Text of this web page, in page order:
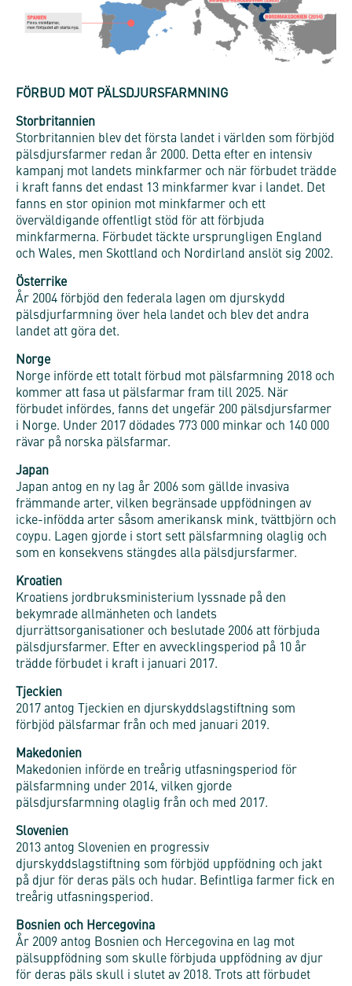
FÖRBUD MOT PÄLSDJURSFARMNING
Storbritannien
Storbritannien blev det första landet i världen som förbjöd
pälsdjursfarmer redan år 2000. Detta efter en intensiv
kampanj mot landets minkfarmer och när förbudet trädde
i kraft fanns det endast 13 minkfarmer kvar i landet. Det
fanns en stor opinion mot minkfarmer och ett
överväldigande offentligt stöd för att förbjuda
minkfarmerna. Förbudet täckte ursprungligen England
och Wales, men Skottland och Nordirland anslöt sig 2002.
Österrike
År 2004 förbjöd den federala lagen om djurskydd
pälsdjurfarmning över hela landet och blev det andra
landet att göra det.
Norge
Norge införde ett totalt förbud mot pälsfarmning 2018 och
kommer att fasa ut pälsfarmar fram till 2025. När
förbudet infördes, fanns det ungefär 200 pälsdjursfarmer
i Norge. Under 2017 dödades 773 000 minkar och 140 000
rävar på norska pälsfarmar.
Japan
Japan antog en ny lag år 2006 som gällde invasiva
främmande arter, vilken begränsade uppfödningen av
icke-infödda arter såsom amerikansk mink, tvättbjörn och
coypu. Lagen gjorde i stort sett pälsfarmning olaglig och
som en konsekvens stängdes alla pälsdjursfarmer.
Kroatien
Kroatiens jordbruksministerium lyssnade på den
bekymrade allmänheten och landets
djurrättsorganisationer och beslutade 2006 att förbjuda
pälsdjursfarmer. Efter en avvecklingsperiod på 10 år
trädde förbudet i kraft i januari 2017.
Tjeckien
2017 antog Tjeckien en djurskyddslagstiftning som
förbjöd pälsfarmar från och med januari 2019.
Makedonien
Makedonien införde en treårig utfasningsperiod för
pälsfarmning under 2014, vilken gjorde
pälsdjursfarmning olaglig från och med 2017.
Slovenien
2013 antog Slovenien en progressiv
djurskyddslagstiftning som förbjöd uppfödning och jakt
på djur för deras päls och hudar. Befintliga farmer fick en
treårig utfasningsperiod.
Bosnien och Hercegovina
År 2009 antog Bosnien och Hercegovina en lag mot
pälsuppfödning som skulle förbjuda uppfödning av djur
för deras päls skull i slutet av 2018. Trots att förbudet